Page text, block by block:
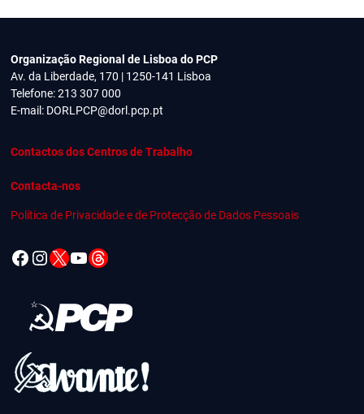
Organização Regional de Lisboa do PCP
Av. da Liberdade, 170 | 1250-141 Lisboa
Telefone: 213 307 000
E-mail: DORLPCP@dorl.pcp.pt
Contactos dos Centros de Trabalho
Contacta-nos
Política de Privacidade e de Protecção de Dados Pessoais
Facebook
Instagram
X YouTube
Threads